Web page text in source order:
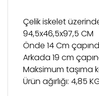
Çelik iskelet
94,5x46,5x97,5 CM
Önde 14 Cm
Arkada 19 cm
Maksimum taşıma
Ürün ağırlığı: 4,85